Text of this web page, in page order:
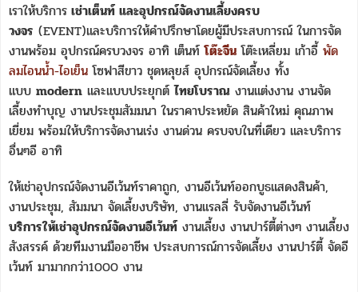
เราให้บริการ เช่าเต็นท์ และอุปกรณ์จัดงานเลี้ยงครบ
วงจร (EVENT)และบริการให้คำปรึกษาโดยผู้มีประสบการณ์ ในการจัด
งานพร้อม อุปกรณ์ครบวงจร อาทิ เต็นท์โต๊ะจีน โต๊ะเหลี่ยม เก้าอี้ พัด
ลมไอนน้ำ-ไอเย็น โซฟาสีขาว ชุดหลุยส์ อุปกรณ์จัดเลี้ยง ทั้ง
แบบ modern และแบบประยุกต์ไทยโบราณ งานแต่งงาน งานจัด
เลี้ยงทำบุญ งานประชุมสัมมนา ในราคาประหยัด สินค้าใหม่ คุณภาพ
เยี่ยม พร้อมให้บริการจัดงานเร่ง งานด่วน ครบจบในที่เดียว และบริการ
อื่นๆอี อาทิ
ให้เช่าอุปกรณ์จัดงานอีเว้นท์ราคาถูก, งานอีเว้นท์ออกบูธแสดงสินค้า,
งานประชุม, สัมมนา จัดเลี้ยงบริษัท, งานแรลลี่ รับจัดงานอีเว้นท์
บริการให้เช่าอุปกรณ์จัดงานอีเว้นท์ งานเลี้ยง งานปาร์ตี้ต่างๆ งานเลี้ยง
สังสรรค์ ด้วยทีมงานมืออาชีพ ประสบการณ์การจัดเลี้ยง งานปาร์ตี้ จัดอี
เว้นท์ มามากกว่า1000 งาน